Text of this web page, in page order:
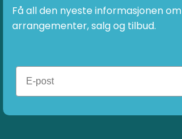
Få all den nyeste informasjonen om
arrangementer, salg og tilbud.